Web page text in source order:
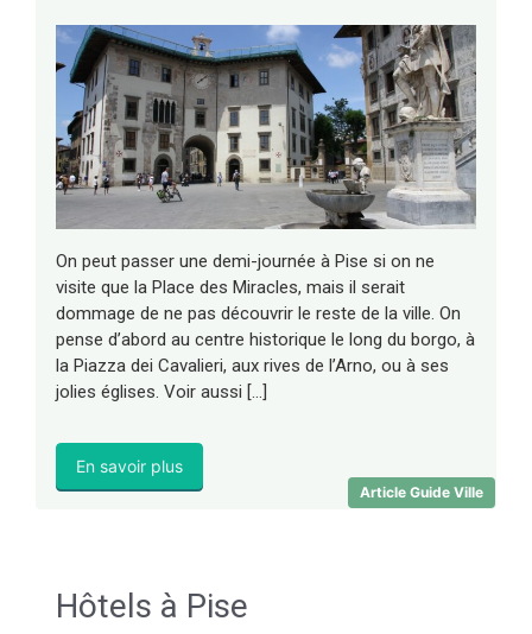
Article Guide Ville
On peut passer une demi-journée à Pise si on ne
visite que la Place des Miracles, mais il serait
dommage de ne pas découvrir le reste de la ville. On
pense d’abord au centre historique le long du borgo, à
la Piazza dei Cavalieri, aux rives de l’Arno, ou à ses
jolies églises. Voir aussi […]
En savoir plus
Hôtels à Pise